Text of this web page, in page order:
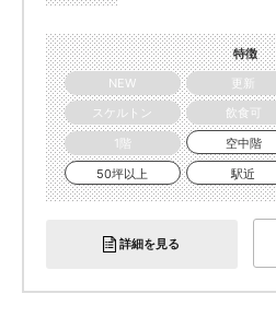
特徴
NEW
更新
スケルトン
飲食可
1階
空中階
50坪以上
駅近
詳細を見る